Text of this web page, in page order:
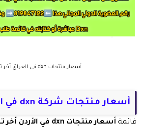
أسعار منتجات dxn في العراق آخر تحديث
أسعار منتجات شركة dxn في الأردن
قائمة أسعار منتجات dxn في الأردن أخر تحديث